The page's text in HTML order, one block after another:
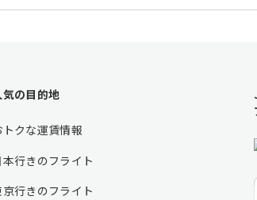
気の目的地
トクな運賃情報
本行きのフライト
京行きのフライト